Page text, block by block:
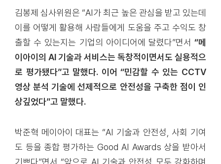
김봉제 심사위원은 “AI가 최근 높은 관심을 받고 있는데
이를 어떻게 활용해 사람들에게 도움을 주고 수익도 창
출할 수 있는지는 기업의 아이디어에 달렸다”면서 “메
이아이의 AI 기술과 서비스는 독창적이면서도 실용적으
로 평가됐다”고 말했다. 이어 “민감할 수 있는 CCTV
영상 분석 기술에 선제적으로 안전성을 구축한 점이 인
상깊었다”고 말했다.
박준혁 메이아이 대표는 “AI 기술과 안전성, 사회 기여
도 등을 종합 평가하는 Good AI Awards 상을 받아서
기쁘다”면서 “앞으로 AI 기술과 안전성 모두 강화하며